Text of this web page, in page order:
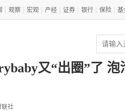
观察 宏观 产经 证券 银行 保险 基
又“出圈”了
联社